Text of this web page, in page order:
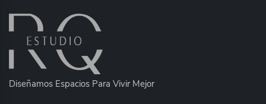
Diseñamos Espacios Para Vivir Mejor